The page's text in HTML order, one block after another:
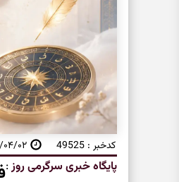
کدخبر : 49525 ۱۴۰۵/۰۴/
پایگاه خبری سرگرمی روز: